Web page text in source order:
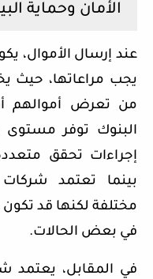
الأمان وحماية
عند إرسال الأموال،
يجب مراعاتها، حيث
من تعرض أموالهم
البنوك توفر مستوى
إجراءات تحقق
بينما تعتمد
مختلفة لكنها قد تكون
في بعض الحالات.
في المقابل، يعتمد